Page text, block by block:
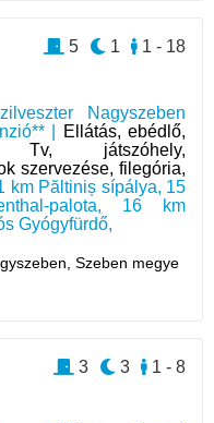
Nagyszeben
|
Ellátás, ebédlő,
Tv, játszóhely,
szervezése, filegória,
km Păltiniș sípálya, 15
palota, 16 km
Gyógyfürdő,
Szeben megye
1 - 18
1
5
1 - 8
3
3